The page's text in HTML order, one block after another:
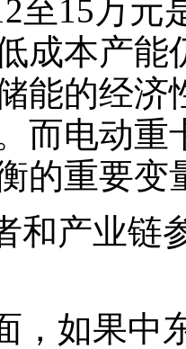
至15万元
成本产能
能的经济
而电动重
的重要变
和产业链
，如果中